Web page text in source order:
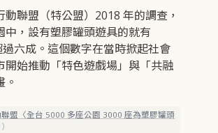
聯盟（特公盟）2018 年的調查，
中，設有塑膠罐頭遊具的就有
六成。這個數字在當時掀起社會
開始推動「特色遊戲場」與「共融
盟〈全台 5000 多座公園 3000 座為塑膠罐頭